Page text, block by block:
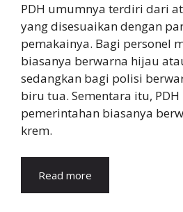
PDH umumnya terdiri dari
yang disesuaikan dengan
pemakainya. Bagi personel
biasanya berwarna hijau
sedangkan bagi polisi
biru tua. Sementara itu,
pemerintahan biasanya
krem.
Read more